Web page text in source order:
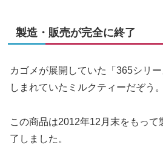
製造・販売が完全に終了
カゴメが展開していた「365シリ
しまれていたミルクティーだぞう。
この商品は2012年12月末をもって
了しました。